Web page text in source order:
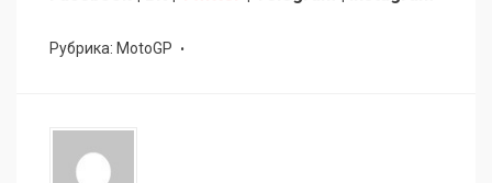
Рубрика: MotoGP